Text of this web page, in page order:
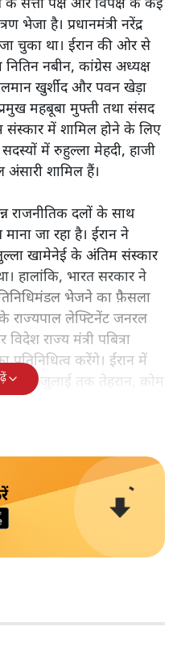
के सत्ता पक्ष और विपक्ष के कई
भेजा है। प्रधानमंत्री नरेंद्र
चुका था। ईरान की ओर से
नबीन, कांग्रेस अध्यक्ष
खुर्शीद और पवन खेड़ा
महबूबा मुफ्ती तथा संसद
में शामिल होने के लिए
में रुहुल्ला मेहदी, हाजी
शामिल हैं।
राजनीतिक दलों के साथ
जा रहा है। ईरान ने
खामेनेई के अंतिम संस्कार
हालांकि, भारत सरकार ने
भेजने का फ़ैसला
राज्यपाल लेफ्टिनेंट जनरल
राज्य मंत्री पबित्रा
प्रतिनिधित्व करेंगे। ईरान में
से 9 जुलाई तक तेहरान, क़ोम